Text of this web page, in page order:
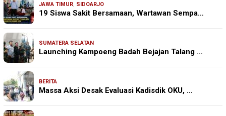
JAWA TIMUR, SIDOARJO
19 Siswa Sakit Bersamaan, Wartawan Sempa…
SUMATERA SELATAN
Launching Kampoeng Badah Bejajan Talang …
BERITA
Massa Aksi Desak Evaluasi Kadisdik OKU, …